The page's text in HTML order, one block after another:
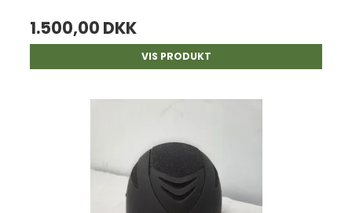
1.500,00 DKK
VIS PRODUKT